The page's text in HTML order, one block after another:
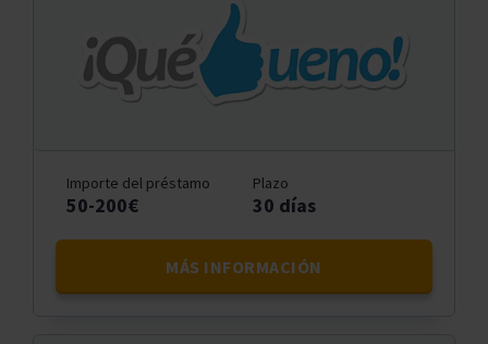
Importe del préstamo
50-200€
Plazo
30 días
MÁS INFORMACIÓN